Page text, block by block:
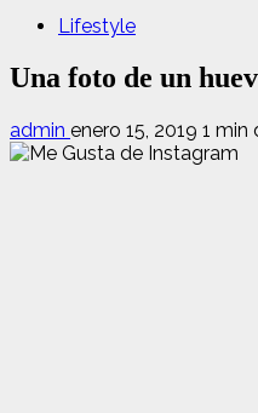
Lifestyle
Una foto de un
admin enero 15, 2019 1 min